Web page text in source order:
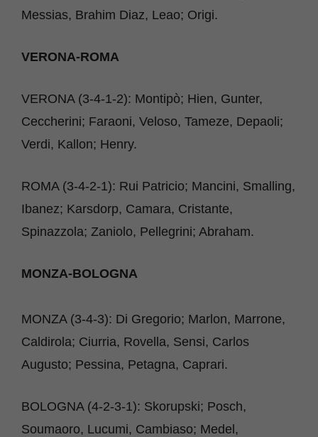
Messias, Brahim Diaz, Leao; Origi.
VERONA-ROMA
VERONA (3-4-1-2): Montipò; Hien, Gunter,
Ceccherini; Faraoni, Veloso, Tameze, Depaoli;
Verdi, Kallon; Henry.
ROMA (3-4-2-1): Rui Patricio; Mancini, Smalling,
Ibanez; Karsdorp, Camara, Cristante,
Spinazzola; Zaniolo, Pellegrini; Abraham.
MONZA-BOLOGNA
MONZA (3-4-3): Di Gregorio; Marlon, Marrone,
Caldirola; Ciurria, Rovella, Sensi, Carlos
Augusto; Pessina, Petagna, Caprari.
BOLOGNA (4-2-3-1): Skorupski; Posch,
Soumaoro, Lucumi, Cambiaso; Medel,